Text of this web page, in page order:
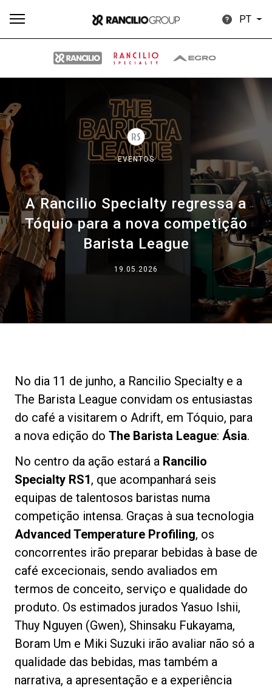
PT
EVENTOS
A Rancilio Specialty regressa a
Tóquio para a nova competição
Barista League
19.05.2026
No dia 11 de junho, a Rancilio Specialty e a
The Barista League convidam os entusiastas
do café a visitarem o Adrift, em Tóquio, para
a nova edição do The Barista League: Ásia.
No centro da ação estará a Rancilio
Specialty RS1, que acompanhará seis
equipas de talentosos baristas numa
competição intensa. Graças à sua tecnologia
Advanced Temperature Profiling, os
concorrentes irão preparar bebidas à base de
café excecionais, sendo avaliados em
termos de conceito, serviço e qualidade do
produto. Os estimados jurados Yasuo Ishii,
Thuy Nguyen (Gwen), Shinsaku Fukayama,
Boram Um e Miki Suzuki irão avaliar não só a
qualidade das bebidas, mas também a
narrativa, a apresentação e a experiência
Notícias
Our brands
Group
Notícias
Nossos laboratórios
Sustentabilidade
Connect
Contacte-nos
Política de Privacidade